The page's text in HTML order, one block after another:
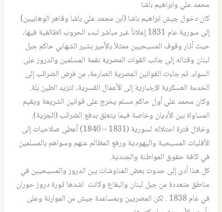
محمد علي وابراهيم باشا
كان دخول جيش ابراهيم باشا (ابن محمد علي باشا وقاهر الوهابيين)
إلى سورية عام 1831 إعلاناً غير مباشر لبدء الحروب الطائفية فيها،
حيث أثار وقوف المسيحيين ممثلاً بالأمير بشير الشهابي حاكم جبل
لبنان وقتاله إلى جانب القوات المصرية نقمة المسلمين والدروز على
السواء. ثم جاءت القوانين المصرية الصارمة، من فرض الضرائب إلى
الخدمة العسكرية الإجبارية إلى الأعمال القسرية، لتزيد الطين بلة.
وكان محمد علي أول حاكم مسلم يخرج على قوانين الشريعة ويقيم
المساواة بين الأديان وخاصة فيما يتعلق بدفع الضرائب (الجزية).
وخلال فترة احتلاله لسورية (1831 – 1840) أعطى صلاحيات إلى
الأقليات المسيحية واليهودية ورفع المظالم عنهم وسواهم بالمسلمين
في كافة حقوق المواطنة والجندية.
كل هذا أدى إلى حدوث بعض المناوشات بين الدروز والمسيحيين في
مناطق متعددة من جبل لبنان والبقاع وكانت اشدها ثورة دروز حوران
في عام 1838 . لكن المصريين وبمساعدة جيش من الموارنة وعلى